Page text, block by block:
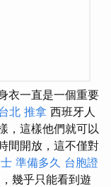
衣一直是一個重要
北 推拿 西班牙人
，這樣他們就可以
間開放，這不僅對
準備多久 台胞證
幾乎只能看到遊